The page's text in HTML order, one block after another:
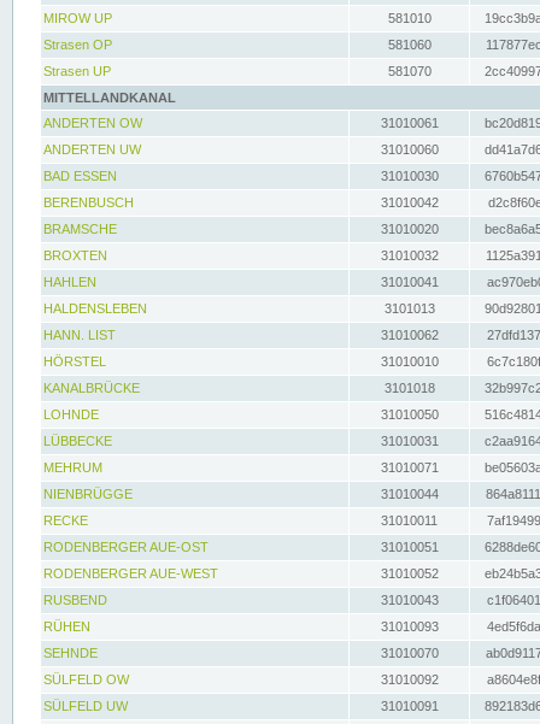
MIROW UP
581010
Strasen OP
581060
Strasen UP
581070
MITTELLANDKANAL
ANDERTEN OW
31010061
ANDERTEN UW
31010060
BAD ESSEN
31010030
BERENBUSCH
31010042
BRAMSCHE
31010020
BROXTEN
31010032
HAHLEN
31010041
HALDENSLEBEN
3101013
HANN. LIST
31010062
HÖRSTEL
31010010
KANALBRÜCKE
3101018
LOHNDE
31010050
LÜBBECKE
31010031
MEHRUM
31010071
NIENBRÜGGE
31010044
RECKE
31010011
RODENBERGER AUE-OST
31010051
RODENBERGER AUE-WEST
31010052
RUSBEND
31010043
RÜHEN
31010093
SEHNDE
31010070
SÜLFELD OW
31010092
SÜLFELD UW
31010091